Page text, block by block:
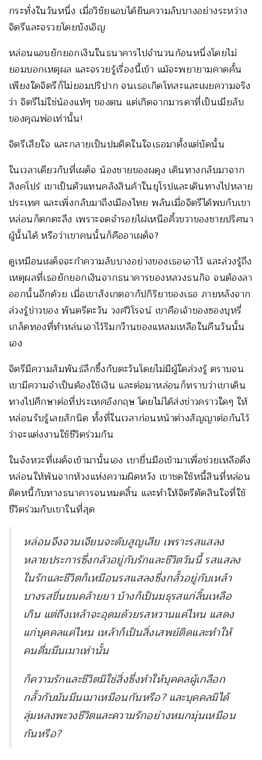
กระทั่งในวันหนึ่ง เมื่อวิชัยแอบได้ยินความลับบางอย่างระหว่าง
จิตรีและจรวยโดยบังเอิญ
หล่อนแอบยักยอกเงินในธนาคารไปจำนวนก้อนหนึ่งโดยไม่
ยอมบอกเหตุผล และจรวยรู้เรื่องนี้เข้า แม้จะพยายามคาดคั้น
เพียงใดจิตรีก็ไม่ยอมปริปาก จนเธอเกิดโทสะและเผยความจริง
ว่า จิตรีไม่ใช่น้องแท้ๆ ของตน แต่เกิดจากมารดาที่เป็นเมียลับ
ของคุณพ่อเท่านั้น!
จิตรีเสียใจ และกลายเป็นปมติดในใจเธอมาตั้งแต่บัดนั้น
ในเวลาเดียวกับที่เผด็จ น้องชายของผดุง เดินทางกลับมาจาก
สิงคโปร์ เขาเป็นตัวแทนคลังสินค้าในยุโรปและเดินทางไปหลาย
ประเทศ และเพิ่งกลับมาถึงเมืองไทย พลันเมื่อจิตรีได้พบกับเขา
หล่อนก็ตกตะลึง เพราะจดจำรอยไฝเหนือคิ้วขวาของชายปริศนา
ผู้นั้นได้ หรือว่าเขาคนนั้นก็คืออาเผด็จ?
ดูเหมือนเผด็จจะกำความลับบางอย่างของเธอเอาไว้ และล่วงรู้ถึง
เหตุผลที่เธอยักยอกเงินจากธนาคารของหลวงธนกิจ จนต้องลา
ออกนั้นอีกด้วย เมื่อเขาสังเกตอากัปกิริยาของเธอ ภายหลังจาก
ล่วงรู้ข่าวของ พันตรีตะวัน วงศ์วิโรจน์ เขาคือเจ้าของซองบุหรี่
เกล็ดทองที่ทำหล่นเอาไว้ริมกว๊านของแหลมเหลือในคืนวันนั้น
เอง
จิตรีมีความสัมพันธ์ลึกซึ้งกับตะวันโดยไม่มีผู้ใดล่วงรู้ ตราบจน
เขามีความจำเป็นต้องใช้เงิน และต่อมาหล่อนก็ทราบว่าเขาเดิน
ทางไปศึกษาต่อที่ประเทศอังกฤษ โดยไม่ได้ส่งข่าวคราวใดๆ ให้
หล่อนรับรู้เลยสักนิด ทั้งที่ในเวลาก่อนหน้าต่างสัญญาต่อกันไว้
ว่าจะแต่งงานใช้ชีวิตร่วมกัน
ในจังหวะที่เผด็จเข้ามานั้นเอง เขายื่นมือเข้ามาเพื่อช่วยเหลือดึง
หล่อนให้พ้นจากห้วงแห่งความผิดหวัง เขาชดใช้หนี้สินที่หล่อน
ติดหนี้กับทางธนาคารจนหมดสิ้น และทำให้จิตรีตัดสินใจที่ใช้
ชีวิตร่วมกับเขาในที่สุด
หล่อนจึงจวนเจียนจะดับสูญเสีย เพราะรสแสลง
หลายประการซึ่งกลัวอยู่กับรักและชีวิตวันนี้ รสแสลง
ในรักและชีวิตก็เหมือนรสแสลงซึ่งกลั้วอยู่กับเหล้า
บางรสขื่นขมคล้ายยา บ้างก็เป็นมธุรสแก่ลิ้นเหลือ
เกิน แต่ถึงเหล้าจะอุดมด้วยรสหวานแค่ไหน แสดง
แก่บุคคลแค่ไหน เหล้าก็เป็นสิ่งเสพย์ติดและทำให้
คนดื่มมึนเมาเท่านั้น
ก็ความรักและชีวิตมิใช่สิ่งซึ่งทำให้บุคคลผู้เกลือก
กลั้วกับมันมึนเมาเหมือนกันหรือ? และบุคคลมิได้
ลุ่มหลงพะวงชีวิตและความรักอย่างหมกมุ่นเหมือน
กันหรือ?